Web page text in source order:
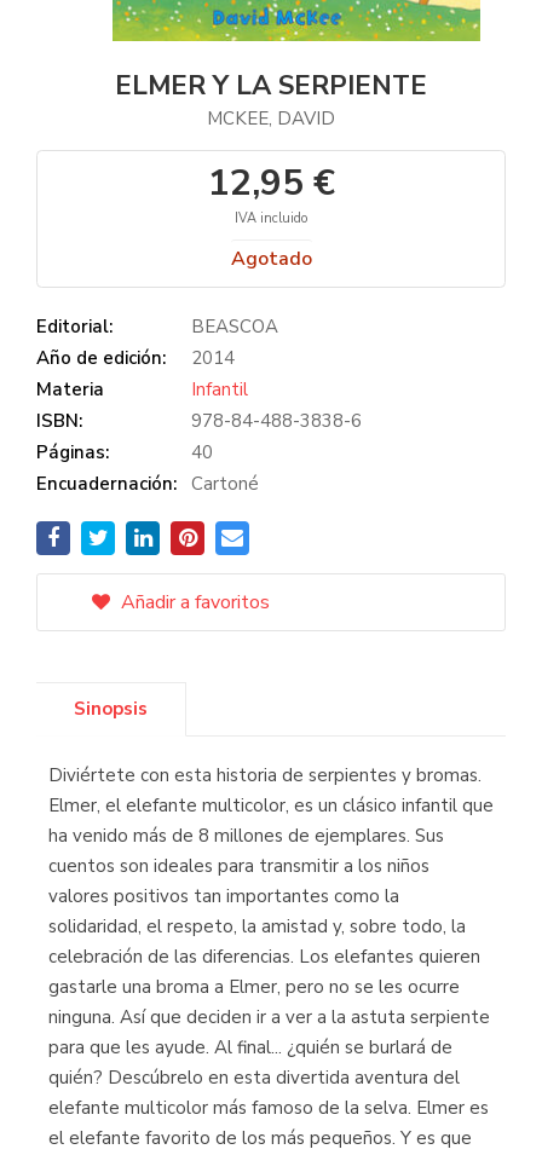
ELMER Y LA SERPIENTE
MCKEE, DAVID
12,95 €
IVA incluido
Agotado
Editorial:
BEASCOA
Año de edición:
2014
Materia
Infantil
ISBN:
978-84-488-3838-6
Páginas:
40
Encuadernación: Cartoné
Añadir a favoritos
Sinopsis
Diviértete con esta historia de serpientes y bromas.
Elmer, el elefante multicolor, es un clásico infantil que
ha venido más de 8 millones de ejemplares. Sus
cuentos son ideales para transmitir a los niños
valores positivos tan importantes como la
solidaridad, el respeto, la amistad y, sobre todo, la
celebración de las diferencias. Los elefantes quieren
gastarle una broma a Elmer, pero no se les ocurre
ninguna. Así que deciden ir a ver a la astuta serpiente
para que les ayude. Al final... ¿quién se burlará de
quién? Descúbrelo en esta divertida aventura del
elefante multicolor más famoso de la selva. Elmer es
el elefante favorito de los más pequeños. Y es que